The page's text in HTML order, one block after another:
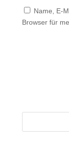
Name, E-
Browser für